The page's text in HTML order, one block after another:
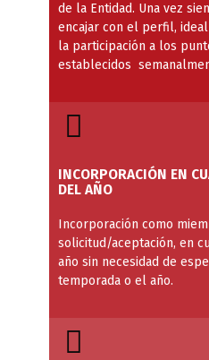
de la Entidad. Una vez
encajar con el perfil,
la participación a los
establecidos
INCORPORACIÓN EN
DEL AÑO
Incorporación como
solicitud/aceptación, en
año sin necesidad de
temporada o el año.